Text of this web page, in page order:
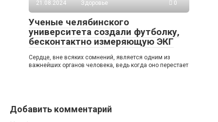
21.08.2024
Здоровье 0
Ученые челябинского
университета создали футболку,
бесконтактно измеряющую ЭКГ
Сердце, вне всяких сомнений, является одним из
важнейших органов человека, ведь когда оно перестает
Добавить комментарий